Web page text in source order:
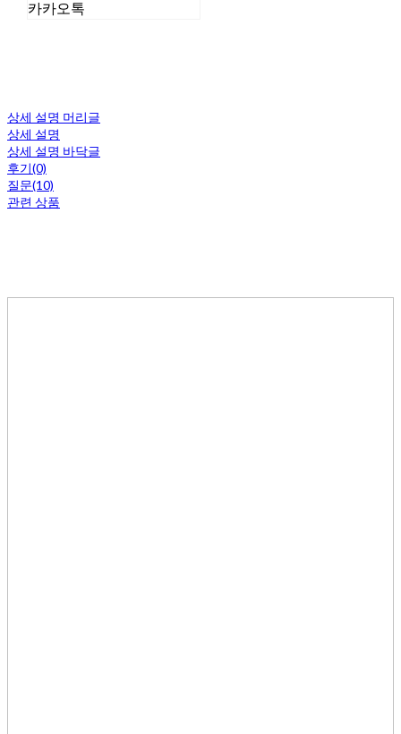
카카오톡
상세 설명 머리글
상세 설명
상세 설명 바닥글
후기(0)
질문(10)
관련 상품